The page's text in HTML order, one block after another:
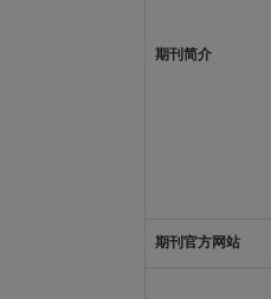
期刊简介
期刊官方网站